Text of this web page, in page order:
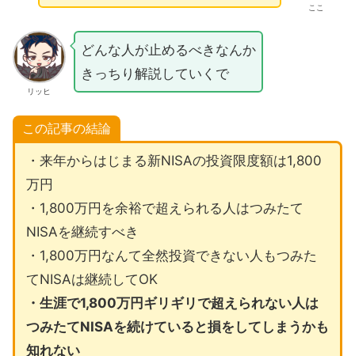
ここ
リッヒ
どんな人が止めるべきなんか
きっちり解説していくで
この記事の結論
・来年からはじまる新NISAの投資限度額は1,800
万円
・1,800万円を余裕で超えられる人はつみたて
NISAを継続すべき
・1,800万円なんて全然投資できない人もつみた
てNISAは継続してOK
・生涯で1,800万円ギリギリで超えられない人は
つみたてNISAを続けていると損をしてしまうかも
知れない